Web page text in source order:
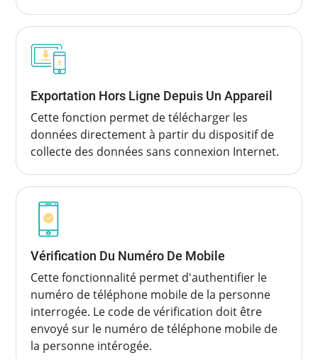
Exportation Hors Ligne Depuis Un Appareil
Cette fonction permet de télécharger les
données directement à partir du dispositif de
collecte des données sans connexion Internet.
Vérification Du Numéro De Mobile
Cette fonctionnalité permet d'authentifier le
numéro de téléphone mobile de la personne
interrogée. Le code de vérification doit être
envoyé sur le numéro de téléphone mobile de
la personne intérogée.